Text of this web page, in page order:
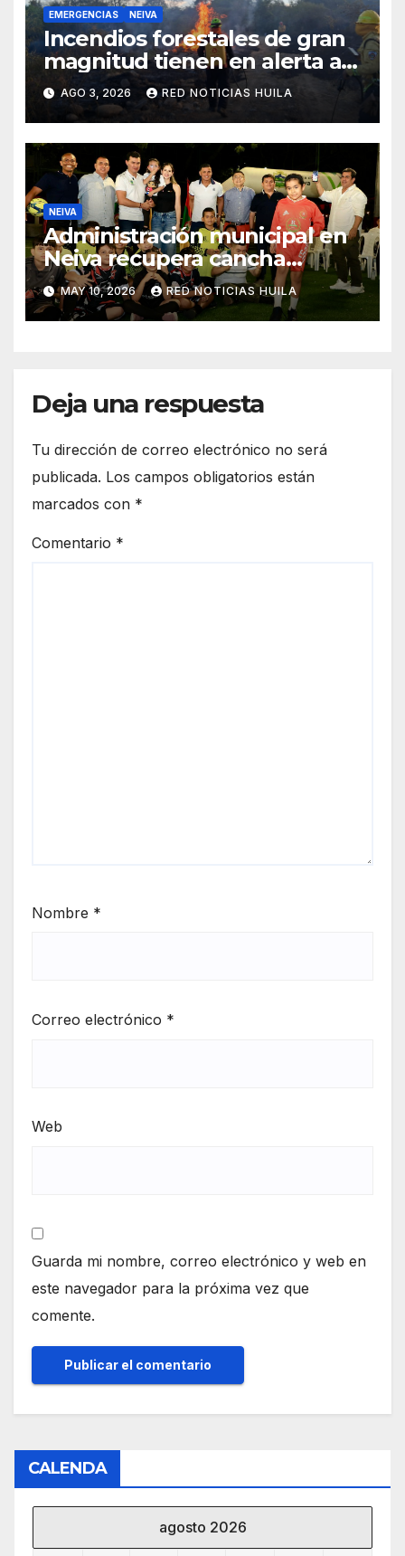
EMERGENCIAS NEIVA
Incendios forestales de gran
magnitud tienen en alerta a
los neivanos. Autoridades
piden denunciar quemas
AGO 3, 2026 RED NOTICIAS HUILA
NEIVA
Administración municipal en
Neiva recupera cancha
sintética de Las Brisas
MAY 10, 2026 RED NOTICIAS HUILA
Deja una respuesta
Tu dirección de correo electrónico no será
publicada. Los campos obligatorios están
marcados con *
Comentario *
Nombre *
Correo electrónico *
Web
Guarda mi nombre, correo electrónico y web en
este navegador para la próxima vez que
comente.
CALENDA
agosto 2026